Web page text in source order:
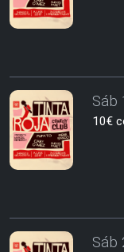
Sáb
10€
Sáb